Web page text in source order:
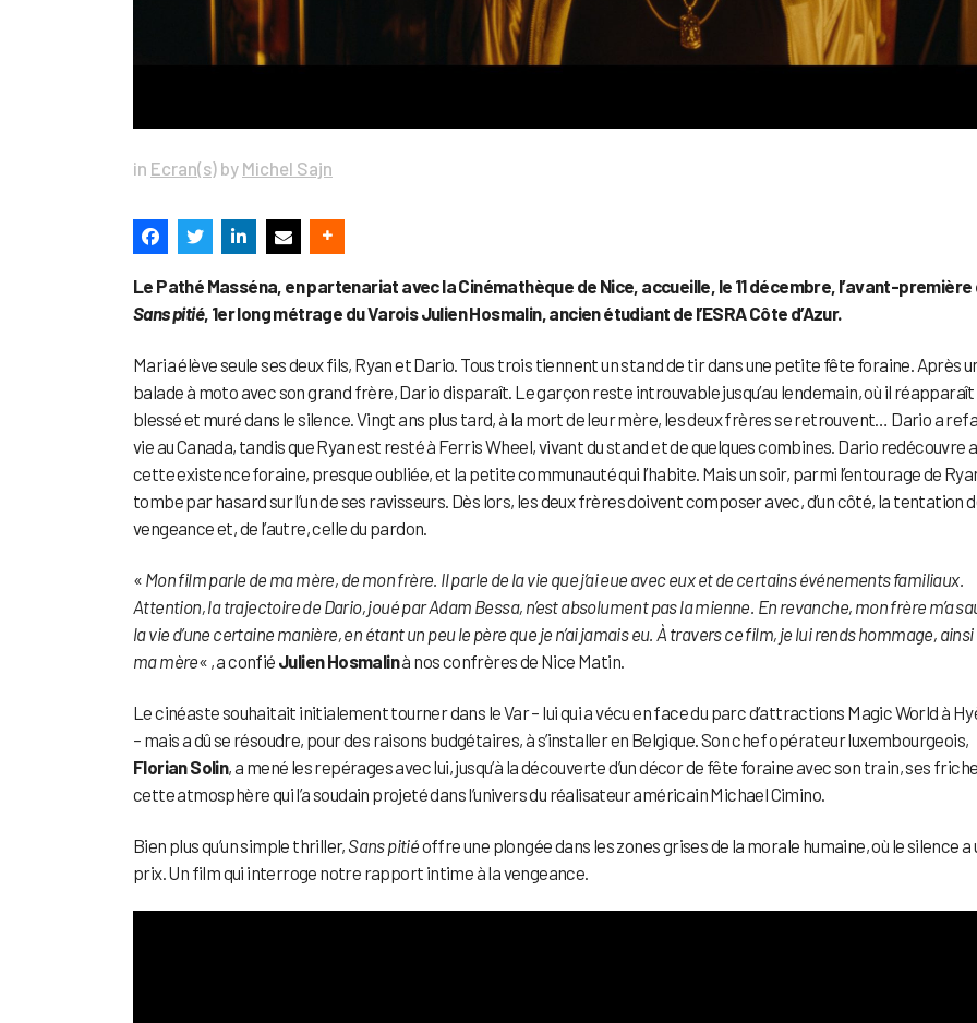
in Ecran(s) by Michel Sajn
Le Pathé Masséna, en partenariat avec la Cinémathèque de Nice, accueille, le 11 décembre, l’avant-première
Sans pitié, 1er long métrage du Varois Julien Hosmalin, ancien étudiant de l’ESRA Côte d’Azur.
Maria élève seule ses deux fils, Ryan et Dario. Tous trois tiennent un stand de tir dans une petite fête foraine. Après
balade à moto avec son grand frère, Dario disparaît. Le garçon reste introuvable jusqu’au lendemain, où il réapparaît
blessé et muré dans le silence. Vingt ans plus tard, à la mort de leur mère, les deux frères se retrouvent… Dario a
vie au Canada, tandis que Ryan est resté à Ferris Wheel, vivant du stand et de quelques combines. Dario redécouvre
cette existence foraine, presque oubliée, et la petite communauté qui l’habite. Mais un soir, parmi l’entourage de
tombe par hasard sur l’un de ses ravisseurs. Dès lors, les deux frères doivent composer avec, d’un côté, la tentation
vengeance et, de l’autre, celle du pardon.
« Mon film parle de ma mère, de mon frère. Il parle de la vie que j’ai eue avec eux et de certains événements familiaux.
Attention, la trajectoire de Dario, joué par Adam Bessa, n’est absolument pas la mienne. En revanche, mon frère m’a
la vie d’une certaine manière, en étant un peu le père que je n’ai jamais eu. À travers ce film, je lui rends hommage, ainsi
ma mère« , a confié Julien Hosmalinà nos confrères de Nice Matin.
Le cinéaste souhaitait initialement tourner dans le Var – lui qui a vécu en face du parc d’attractions Magic World à
– mais a dû se résoudre, pour des raisons budgétaires, à s’installer en Belgique. Son chef opérateur luxembourgeois,
Florian Solin, a mené les repérages avec lui, jusqu’à la découverte d’un décor de fête foraine avec son train, ses
cette atmosphère qui l’a soudain projeté dans l’univers du réalisateur américain Michael Cimino.
Bien plus qu’un simple thriller, Sans pitiéoffre une plongée dans les zones grises de la morale humaine, où le silence a
prix. Un film qui interroge notre rapport intime à la vengeance.